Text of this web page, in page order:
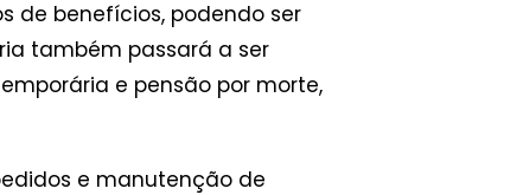
de benefícios, podendo ser
também passará a ser
e pensão por morte,
e manutenção de